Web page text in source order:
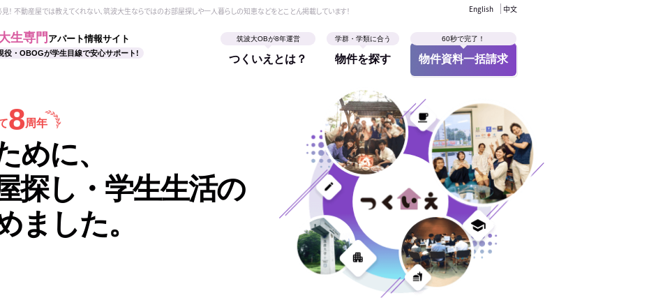
！ 不動産屋では教えてくれない、筑波大生ならではのお部屋探しや一人暮らしの知恵などをとことん掲載しています！ English 中文
生専門 アパート情報サイト
役・OBOGが学生目線で安心サポート!
筑波大OBが8年運営
つくいえとは？
学群・学類に合う
物件を探す
60秒で完了！
物件資料一括請求
8周年
めに、
探し・学生生活の
ました。